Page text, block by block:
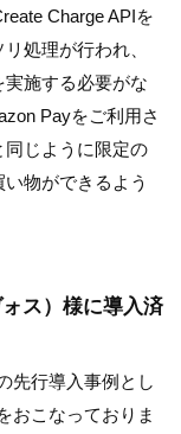
Charge APIを
処理が行われ、
施する必要がな
Payをご利用さ
じように限定の
物ができるよう
ス）様に導入済
先行導入事例とし
おこなっておりま